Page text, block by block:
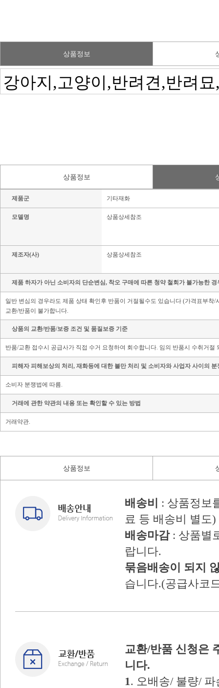
상품정보
상품정보
제품군 기타재화
모델명 상품상세참조
제조자(사) 상품상세참조
제품 하자가 아닌 소비자의 단순변심, 착오 구매에 따른 청약 철회가 불가능한
일반 변심의 경우라도 제품 상태 확인후 반품이 거절될수도 있습니다 (가격표부
교환/반품이 불가합니다.
상품의 교환/반품/보증 조건 및 품질보증 기준
반품/교환 접수시 공급사가 직접 수거 요청하여 회수합니다. 임의 반품시 수취거절
피해자 피해보상의 처리, 재화등에 대한 불만 처리 및 소비자와 사업자 사이의
소비자 분쟁법에 따름.
거래에 관한 약관의 내용 또는 확인할 수 있는 방법
거래약관.
상품정보
배송비
: 상품정보
료 등 배송비 별도)
배송마감: 상품별
랍니다.
묶음배송이 되지
습니다.(공급사코
교환/반품 신청은
니다.
1. 오배송/ 불량/